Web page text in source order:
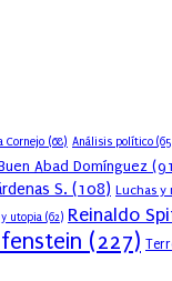
Cornejo (68) Análisis político
Abad Domínguez
S. (108) Luchas y
y utopia (62) Reinaldo
(227)